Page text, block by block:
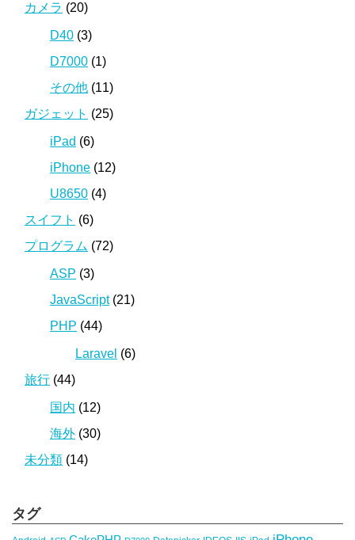
カメラ (20)
D40 (3)
D7000 (1)
その他 (11)
ガジェット (25)
iPad (6)
iPhone (12)
U8650 (4)
スイフト (6)
プログラム (72)
ASP (3)
JavaScript(21)
PHP (44)
Laravel (6)
旅行 (44)
国内 (12)
海外 (30)
未分類 (14)
タグ